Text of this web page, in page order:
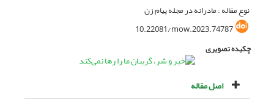
نوع مقاله : مادرانه در مجله پیام زن
10.22081/mow.2023.74787
چکیده تصویری
اصل مقاله